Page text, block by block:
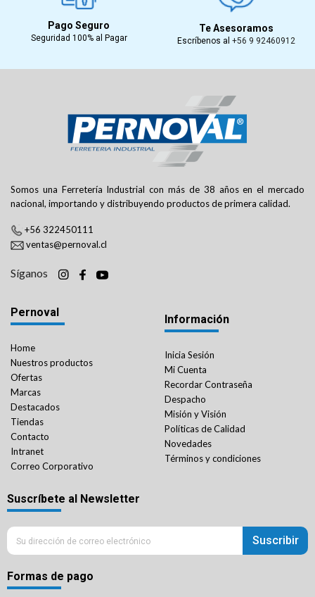
Pago Seguro
Seguridad 100% al Pagar
Te Asesoramos
Escríbenos al +56 9 92460912
Somos una Ferretería Industrial con más de 38 años en el mercado
nacional, importando y distribuyendo productos de primera calidad.
+56 322450111
ventas@pernoval.cl
Síganos
Pernoval
Home
Nuestros productos
Ofertas
Marcas
Destacados
Tiendas
Contacto
Intranet
Correo Corporativo
Información
Inicia Sesión
Mi Cuenta
Recordar Contraseña
Despacho
Misión y Visión
Políticas de Calidad
Novedades
Términos y condiciones
Suscríbete al Newsletter
Suscribir
Formas de pago